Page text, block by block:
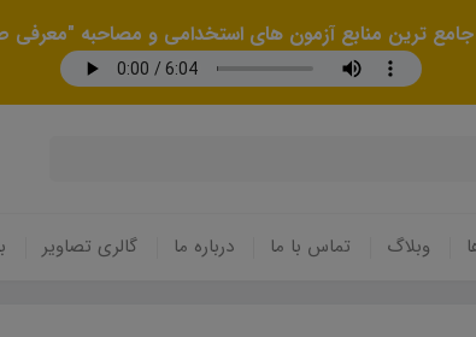
جامع ترین منابع آزمون های استخدامی و مصاحبه "معرفی
وبلاگ تماس با ما درباره ما گالری تصاویر